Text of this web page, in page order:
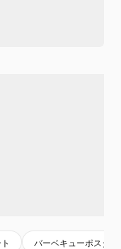
バーベキューポスター